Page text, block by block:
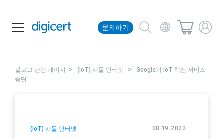
문의하기
블로그 랜딩 페이지 > (IoT) 사물 인터넷 > Google의 IoT 핵심 서비스
중단
(IoT) 사물 인터넷 08-19-2022